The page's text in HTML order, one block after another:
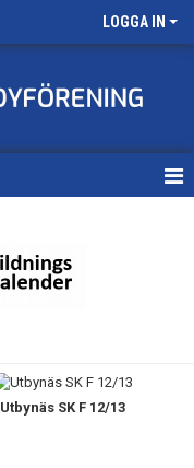
LOGGA IN
Utbynäs SK F 12/13